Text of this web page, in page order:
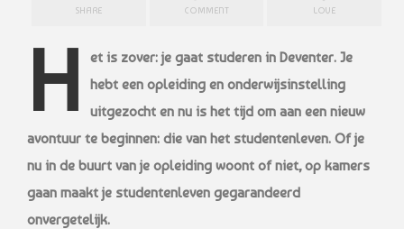
SHARE COMMENT LOVE
H
et is zover: je gaat studeren in Deventer. Je
hebt een opleiding en onderwijsinstelling
uitgezocht en nu is het tijd om aan een nieuw
avontuur te beginnen: die van het studentenleven. Of je
nu in de buurt van je opleiding woont of niet, op kamers
gaan maakt je studentenleven gegarandeerd
onvergetelijk.